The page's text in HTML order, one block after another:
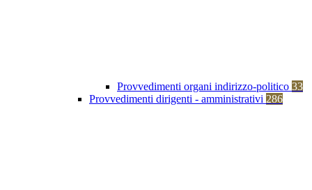
Provvedimenti organi indirizzo-politico 33
Provvedimenti dirigenti - amministrativi 286